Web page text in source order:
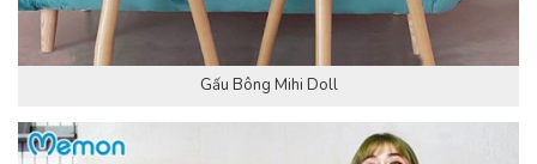
Gấu Bông Mihi Doll